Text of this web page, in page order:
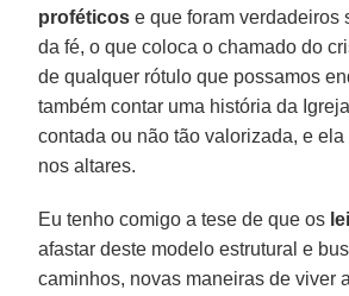
proféticos e que foram verdadeiros
da fé, o que coloca o chamado do
de qualquer rótulo que possamos
também contar uma história da
contada ou não tão valorizada, e
nos altares.
Eu tenho comigo a tese de que os
afastar deste modelo estrutural e
caminhos, novas maneiras de viver